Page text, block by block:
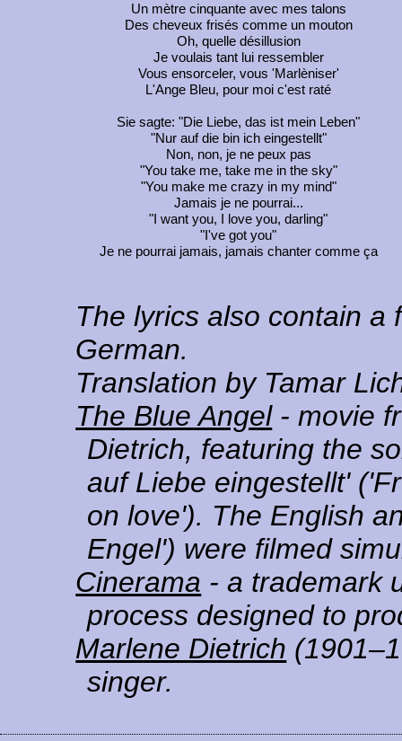
Un mètre cinquante avec mes talons
Des cheveux frisés comme un mouton
Oh, quelle désillusion
Je voulais tant lui ressembler
Vous ensorceler, vous 'Marlèniser'
L'Ange Bleu, pour moi c'est raté
Sie sagte: "Die Liebe, das ist mein Leben"
"Nur auf die bin ich eingestellt"
Non, non, je ne peux pas
"You take me, take me in the sky"
"You make me crazy in my mind"
Jamais je ne pourrai...
"I want you, I love you, darling"
"I've got you"
Je ne pourrai jamais, jamais chanter comme ça
The lyrics also contain a
German.
Translation by Tamar
The Blue Angel- movie
Dietrich, featuring the
auf Liebe eingestellt'
on love'). The English
Engel') were filmed
Cinerama - a trademark
process designed to
Marlene Dietrich
singer.